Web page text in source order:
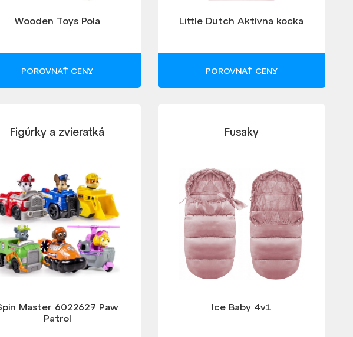
Wooden Toys Pola
POROVNAŤ CENY
Little Dutch Aktívna kocka
POROVNAŤ CENY
Figúrky a zvieratká
Master 6022627 Paw
Patrol
Fusaky
Ice Baby 4v1